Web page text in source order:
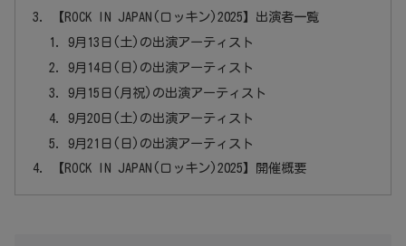
【ROCK IN JAPAN(ロッキン)2025】出演者一覧
9月13日(土)の出演アーティスト
9月14日(日)の出演アーティスト
9月15日(月祝)の出演アーティスト
9月20日(土)の出演アーティスト
9月21日(日)の出演アーティスト
【ROCK IN JAPAN(ロッキン)2025】開催概要